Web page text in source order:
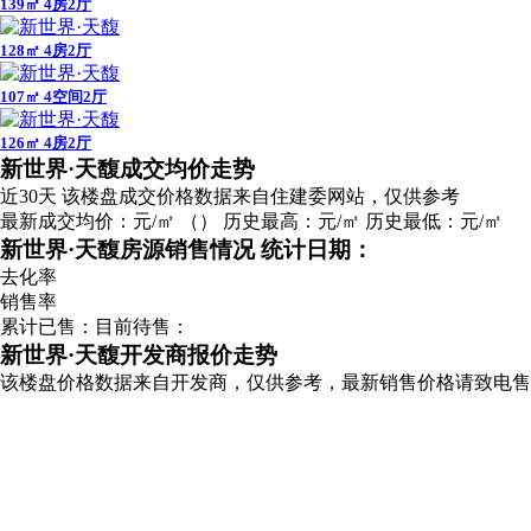
139㎡ 4房2厅
128㎡ 4房2厅
107㎡ 4空间2厅
126㎡ 4房2厅
新世界·天馥成交均价走势
近30天 该楼盘成交价格数据来自住建委网站，仅供参考
最新成交均价： 元/㎡ （ ） 历史最高： 元/㎡ 历史最低： 元/㎡
新世界·天馥房源销售情况统计日期：
去化率
销售率
累计已售： 目前待售：
新世界·天馥开发商报价走势
该楼盘价格数据来自开发商，仅供参考，最新销售价格请致电